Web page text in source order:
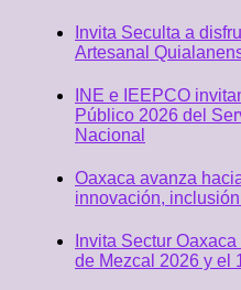
Invita Seculta a
Artesanal
INE e IEEPCO
Público 2026 del
Nacional
Oaxaca avanza
innovación,
Invita Sectur
de Mezcal 2026 y el